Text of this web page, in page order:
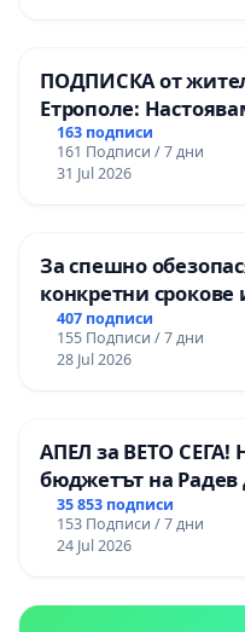
ПОДПИСКА от
Етрополе:
“Елаците-МЕД” АД
изпълнят всички
163 подписи
161 Подписи / 7 дни
31 Jul 2026
За спешно
конкретни
цялостна
републиканския
„Тракия“ - гр.
407 подписи
155 Подписи / 7 дни
28 Jul 2026
АПЕЛ за ВЕТО СЕГА!
бюджетът на Радев
правата ни в
35 853 подписи
153 Подписи / 7 дни
24 Jul 2026